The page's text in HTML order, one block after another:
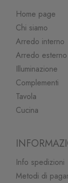
Home page
Chi siamo
Arredo interno
Arredo esterno
Illuminazione
Complementi
Tavola
Cucina
Info spedizioni
Metodi di